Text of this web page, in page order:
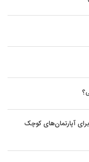
آپارتمان‌های کوچک